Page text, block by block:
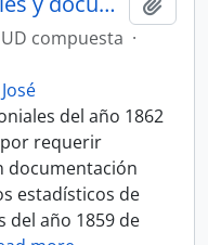
UD compuesta ·
del año 1862
por requerir
documentación
estadísticos de
del año 1859 de